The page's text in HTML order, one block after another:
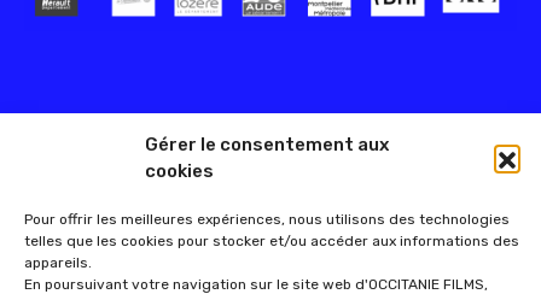
Gérer le consentement aux
cookies
Pour offrir les meilleures expériences, nous utilisons des technologies
telles que les cookies pour stocker et/ou accéder aux informations des
appareils.
En poursuivant votre navigation sur le site web d'OCCITANIE FILMS,